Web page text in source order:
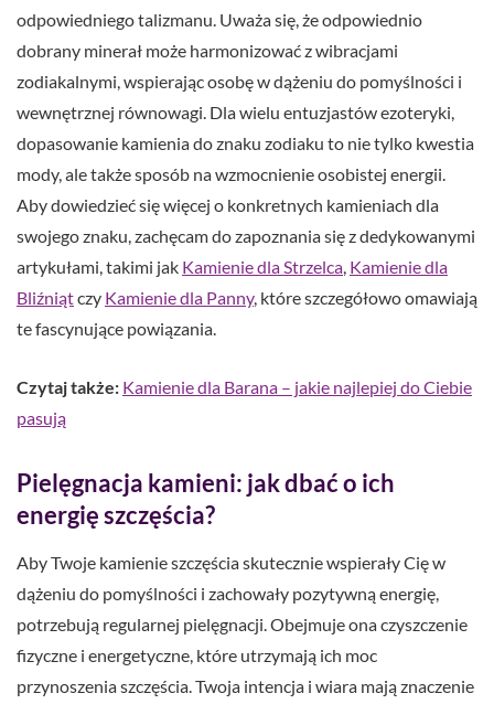
odpowiedniego talizmanu. Uważa się, że odpowiednio
dobrany minerał może harmonizować z wibracjami
zodiakalnymi, wspierając osobę w dążeniu do pomyślności i
wewnętrznej równowagi. Dla wielu entuzjastów ezoteryki,
dopasowanie kamienia do znaku zodiaku to nie tylko kwestia
mody, ale także sposób na wzmocnienie osobistej energii.
Aby dowiedzieć się więcej o konkretnych kamieniach dla
swojego znaku, zachęcam do zapoznania się z dedykowanymi
artykułami, takimi jak Kamienie dla Strzelca, Kamienie dla
Bliźniątczy Kamienie dla Panny, które szczegółowo omawiają
te fascynujące powiązania.
Czytaj także: Kamienie dla Barana – jakie najlepiej do Ciebie
pasują
Pielęgnacja kamieni: jak dbać o ich
energię szczęścia?
Aby Twoje kamienie szczęścia skutecznie wspierały Cię w
dążeniu do pomyślności i zachowały pozytywną energię,
potrzebują regularnej pielęgnacji. Obejmuje ona czyszczenie
fizyczne i energetyczne, które utrzymają ich moc
przynoszenia szczęścia. Twoja intencja i wiara mają znaczenie